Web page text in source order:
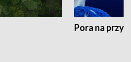
Pora na